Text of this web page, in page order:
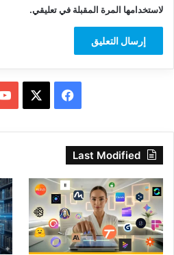
لاستخدامها المرة المقبلة في تعليقي.
فيسبوك
Last Modified